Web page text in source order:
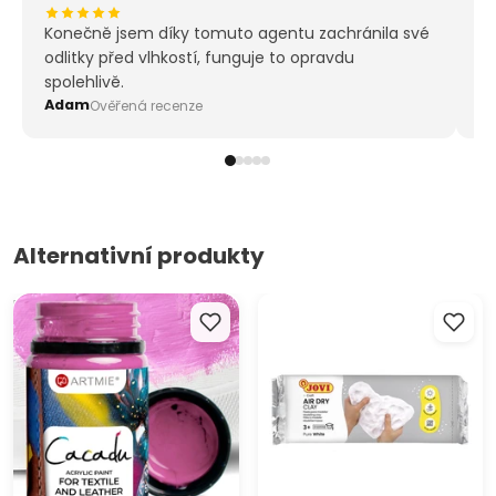
Konečně jsem díky tomuto agentu zachránila své
odlitky před vlhkostí, funguje to opravdu
spolehlivě.
AdamOvěřená recenze
Alternativní produkty
Barvy na textil a kůži ARTMIE
CACADU 50 ml